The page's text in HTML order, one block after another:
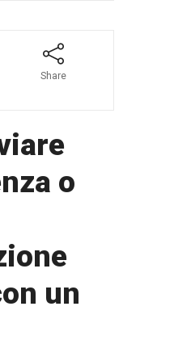
Share
o
un